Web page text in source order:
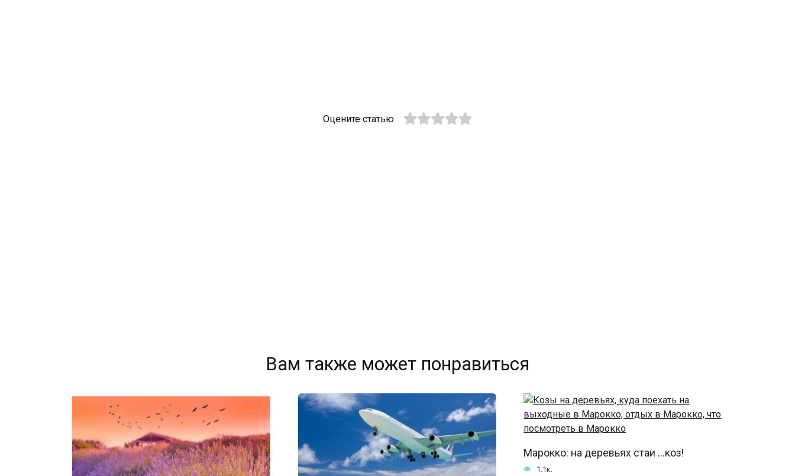
Оцените статью
Вам также может понравиться
Марокко: на деревьях стаи ...коз!
1.1к.